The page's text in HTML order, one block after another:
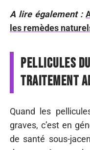
A lire également :
les remèdes
Pellicules
traitement
Quand les
graves, c’est en
de santé sous-